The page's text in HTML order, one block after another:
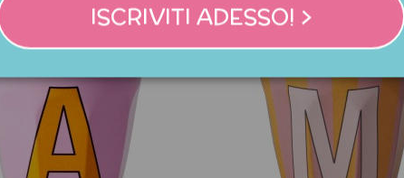
ISCRIVITI ADESSO! >